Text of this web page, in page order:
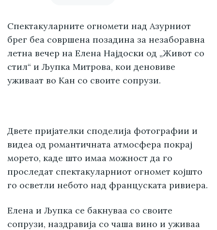
Спектакуларните огномети над Азурниот
брег беа совршена позадина за незаборавна
летна вечер на Елена Најдоски од „Живот со
стил“ и Љупка Митрова, кои деновиве
уживаат во Кан со своите сопрузи.
Двете пријателки споделија фотографии и
видеа од романтичната атмосфера покрај
морето, каде што имаа можност да го
проследат спектакуларниот огномет којшто
го осветли небото над француската ривиера.
Елена и Љупка се бакнуваа со своите
сопрузи, наздравија со чаша вино и уживаа